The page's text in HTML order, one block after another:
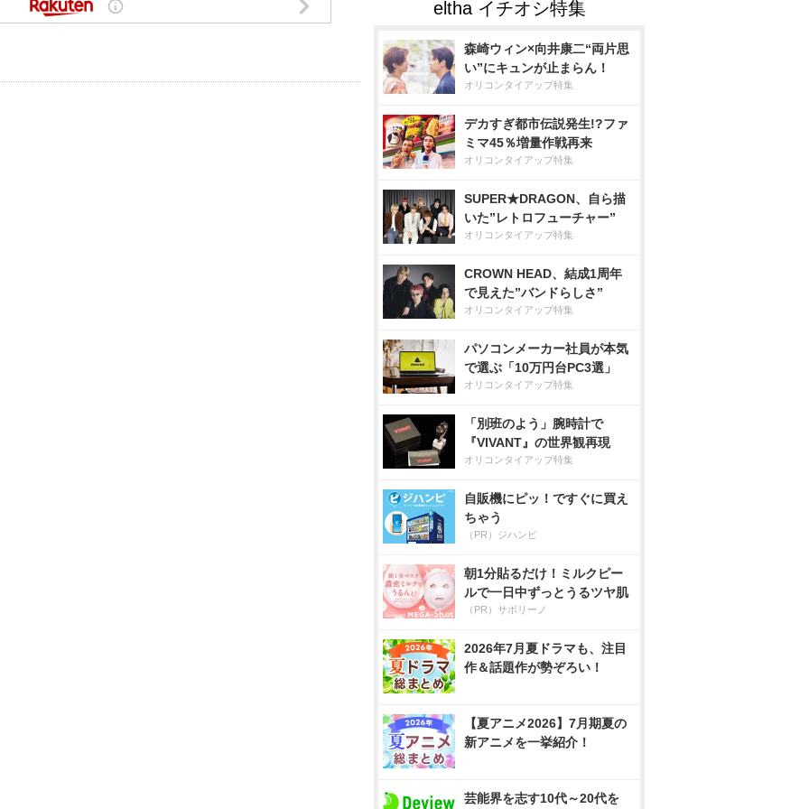
森崎ウィン×向井康二“両片思
い”にキュンが止まらん！
オリコンタイアップ特集
デカすぎ都市伝説発生!?ファ
ミマ45％増量作戦再来
オリコンタイアップ特集
SUPER★DRAGON、自ら描
いた”レトロフューチャー”
オリコンタイアップ特集
CROWN HEAD、結成1周年
で見えた”バンドらしさ”
オリコンタイアップ特集
パソコンメーカー社員が本気
で選ぶ「10万円台PC3選」
オリコンタイアップ特集
「別班のよう」腕時計で
『VIVANT』の世界観再現
オリコンタイアップ特集
自販機にピッ！ですぐに買え
ちゃう
（PR）ジハンピ
朝1分貼るだけ！ミルクピー
ルで一日中ずっとうるツヤ肌
（PR）サボリーノ
2026年7月夏ドラマも、注目
作＆話題作が勢ぞろい！
【夏アニメ2026】7月期夏の
新アニメを一挙紹介！
芸能界を志す10代～20代を